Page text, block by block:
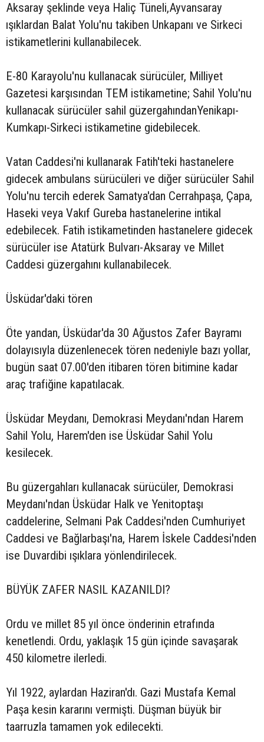
Aksaray şeklinde veya Haliç Tüneli,Ayvansaray
ışıklardan Balat Yolu'nu takiben Unkapanı ve Sirkeci
istikametlerini kullanabilecek.
E-80 Karayolu'nu kullanacak sürücüler, Milliyet
Gazetesi karşısından TEM istikametine; Sahil Yolu'nu
kullanacak sürücüler sahil güzergahındanYenikapı-
Kumkapı-Sirkeci istikametine gidebilecek.
Vatan Caddesi'ni kullanarak Fatih'teki hastanelere
gidecek ambulans sürücüleri ve diğer sürücüler Sahil
Yolu'nu tercih ederek Samatya'dan Cerrahpaşa, Çapa,
Haseki veya Vakıf Gureba hastanelerine intikal
edebilecek. Fatih istikametinden hastanelere gidecek
sürücüler ise Atatürk Bulvarı-Aksaray ve Millet
Caddesi güzergahını kullanabilecek.
Üsküdar'daki tören
Öte yandan, Üsküdar'da 30 Ağustos Zafer Bayramı
dolayısıyla düzenlenecek tören nedeniyle bazı yollar,
bugün saat 07.00'den itibaren tören bitimine kadar
araç trafiğine kapatılacak.
Üsküdar Meydanı, Demokrasi Meydanı'ndan Harem
Sahil Yolu, Harem'den ise Üsküdar Sahil Yolu
kesilecek.
Bu güzergahları kullanacak sürücüler, Demokrasi
Meydanı'ndan Üsküdar Halk ve Yenitoptaşı
caddelerine, Selmani Pak Caddesi'nden Cumhuriyet
Caddesi ve Bağlarbaşı'na, Harem İskele Caddesi'nden
ise Duvardibi ışıklara yönlendirilecek.
BÜYÜK ZAFER NASIL KAZANILDI?
Ordu ve millet 85 yıl önce önderinin etrafında
kenetlendi. Ordu, yaklaşık 15 gün içinde savaşarak
450 kilometre ilerledi.
Yıl 1922, aylardan Haziran'dı. Gazi Mustafa Kemal
Paşa kesin kararını vermişti. Düşman büyük bir
taarruzla tamamen yok edilecekti.